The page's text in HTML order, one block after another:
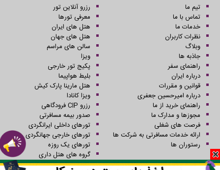
تیم ما
تماس با ما
خدمات ما
نظرات کاربران
وبلاگ
جاذبه ها
راهنمای سفر
درباره ایران
قوانین و مقررات
درباره امیرحسین جعفری
راهنمای خرید از ما
مجوزها و مدارک ما
فرصت های شغلی
ارائه خدمات مسافرتی به شرکت ها
رزرو آنلاین تور
معرفی تورها
هتل های ایران
هتل های جهان
سالن های مراسم
ویزا
پکیج تور خارجی
بلیط هواپیما
هتل مارینا پارک کیش
ویزا کانادا
رزرو CIP فرودگاهی
صدور بیمه مسافرتی
تورهای داخلی ایرانگردی
تورهای خارجی جهانگردی